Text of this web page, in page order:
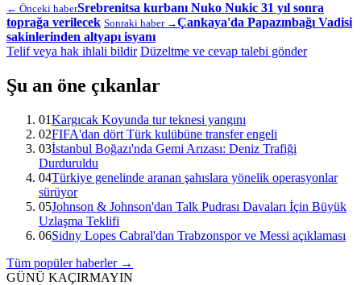
← Önceki haberSrebrenitsa kurbanı Nuko Nukic 31 yıl sonra
toprağa verilecek Sonraki haber →Çankaya'da Papazınbağı Vadisi
sakinlerinden altyapı isyanı
Telif veya hak ihlali bildir Düzeltme ve cevap talebi gönder
Şu an öne çıkanlar
01Kargıcak Koyunda tur teknesi yangını
02FIFA'dan dört Türk kulübüne transfer engeli
03İstanbul Boğazı'nda Gemi Arızası: Deniz Trafiği
Durduruldu
04Türkiye genelinde aranan şahıslara yönelik operasyonlar
sürüyor
05Johnson & Johnson'dan Talk Pudrası Davaları İçin Büyük
Uzlaşma Teklifi
06Sidny Lopes Cabral'dan Trabzonspor ve Messi açıklaması
Tüm popüler haberler →
GÜNÜ KAÇIRMAYIN